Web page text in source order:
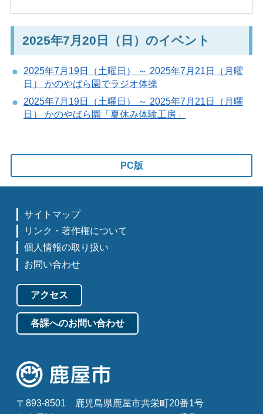
2025年7月20日（日）のイベント
2025年7月19日（土曜日） ～ 2025年7月21日（月曜
日） かのやばら園でラジオ体操
2025年7月19日（土曜日） ～ 2025年7月21日（月曜
日） かのやばら園「夏休み体験工房」
PC版
サイトマップ
リンク・著作権について
個人情報の取り扱い
お問い合わせ
アクセス
各課へのお問い合わせ
〒893-8501
鹿児島県鹿屋市共栄町20番1号